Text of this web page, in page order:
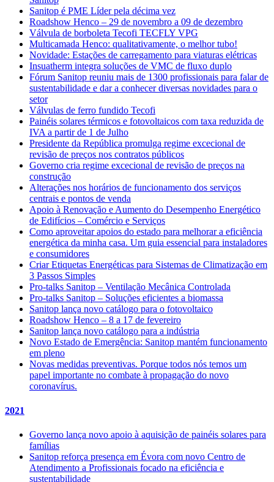
Sanitop é PME Líder pela décima vez
Roadshow Henco – 29 de novembro a 09 de dezembro
Válvula de borboleta Tecofi TECFLY VPG
Multicamada Henco: qualitativamente, o melhor tubo!
Novidade: Estações de carregamento para viaturas elétricas
Insuatherm integra soluções de VMC de fluxo duplo
Fórum Sanitop reuniu mais de 1300 profissionais para falar de
sustentabilidade e dar a conhecer diversas novidades para o
setor
Válvulas de ferro fundido Tecofi
Painéis solares térmicos e fotovoltaicos com taxa reduzida de
IVA a partir de 1 de Julho
Presidente da República promulga regime excecional de
revisão de preços nos contratos públicos
Governo cria regime excecional de revisão de preços na
construção
Alterações nos horários de funcionamento dos serviços
centrais e pontos de venda
Apoio à Renovação e Aumento do Desempenho Energético
de Edifícios – Comércio e Serviços
Como aproveitar apoios do estado para melhorar a eficiência
energética da minha casa. Um guia essencial para instaladores
e consumidores
Criar Etiquetas Energéticas para Sistemas de Climatização em
3 Passos Simples
Pro-talks Sanitop – Ventilação Mecânica Controlada
Pro-talks Sanitop – Soluções eficientes a biomassa
Sanitop lança novo catálogo para o fotovoltaico
Roadshow Henco – 8 a 17 de fevereiro
Sanitop lança novo catálogo para a indústria
Novo Estado de Emergência: Sanitop mantém funcionamento
em pleno
Novas medidas preventivas. Porque todos nós temos um
papel importante no combate à propagação do novo
coronavírus.
2021
Governo lança novo apoio à aquisição de painéis solares para
famílias
Sanitop reforça presença em Évora com novo Centro de
Atendimento a Profissionais focado na eficiência e
sustentabilidade